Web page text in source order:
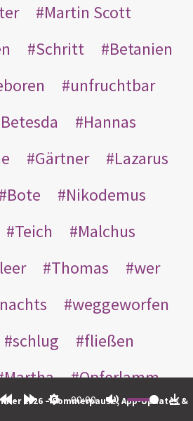
00:00
2026 – Sommerpause, App-Updates &
Martin Scott
Schritt
Betanien
unfruchtbar
Betesda
Hannas
Gärtner
Lazarus
Bote
Nikodemus
Teich
Malchus
leer Thomas
wer
nachts
weggeworfen
schlug
fließen
Martha
Opferlamm
jüdischen